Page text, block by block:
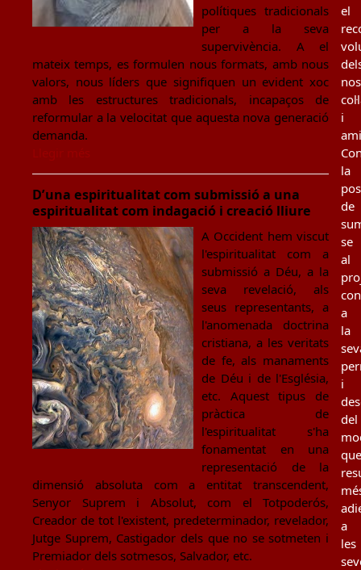
polítiques tradicionals
per a la seva
supervivència. A el
mateix temps, es formulen nous formats, amb nous
valors, nous líders que signifiquen un evident xoc
amb les estructures tradicionals, incapaços de
reformular a la velocitat que aquesta nova generació
demanda.
D’una espiritualitat com submissió a una
espiritualitat com indagació i creació lliure
A Occident hem viscut
l'espiritualitat com a
submissió a Déu, a la
seva revelació, als
seus representants, a
l'anomenada doctrina
cristiana, a les veritats
de fe, als manaments
de Déu i de l'Església,
etc. Aquest tipus de
pràctica de
l'espiritualitat s'ha
fonamentat en una
representació de la
dimensió absoluta com a entitat transcendent,
Senyor Suprem i Absolut, com el Totpoderós,
Creador de tot l'existent, predeterminador, revelador,
Jutge Suprem, Castigador dels que no se sotmeten i
Premiador dels sotmesos, Salvador, etc.
el
i
la
de
se
al
a
la
i
del
que
a
les